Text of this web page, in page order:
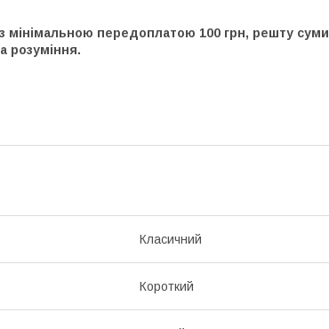
мінімальною передоплатою 100 грн, решту
розуміння.
Класичний
Короткий